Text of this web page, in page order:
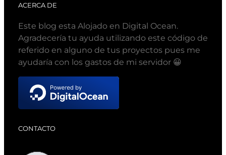
ACERCA DE
Este blog esta Alojado en Digital Ocean.
Agradecería tu ayuda utilizando este código de
referido en alguno de tus proyectos pues me
ayudaría con los gastos de mi servidor 😀
CONTACTO